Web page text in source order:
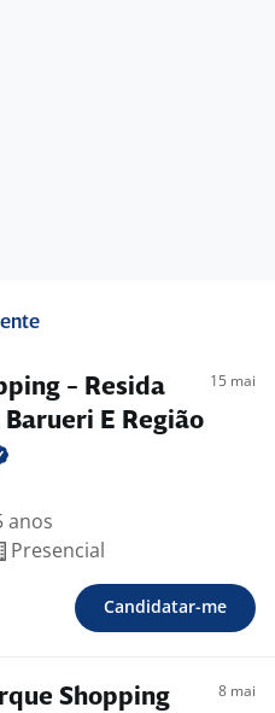
- Resida
E Região
15 mai
anos
Presencial
Candidatar-me
Shopping
8 mai